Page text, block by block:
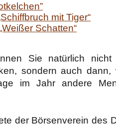
mit Tiger“
Schatten“
Sie natürlich
sondern auch
im Jahr andere
der Börsenverein des